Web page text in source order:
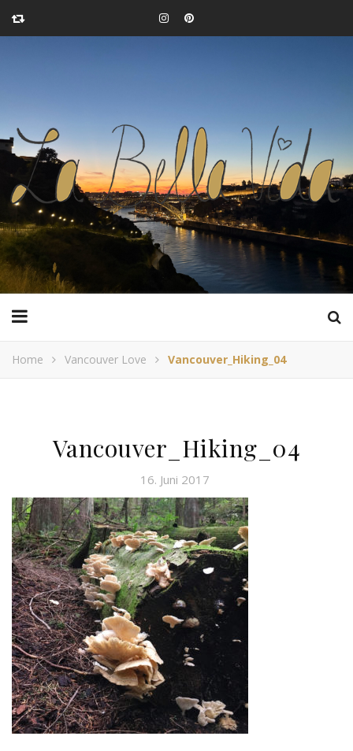
Home Vancouver Love Vancouver_Hiking_04
Vancouver_Hiking_04
16. Juni 2017